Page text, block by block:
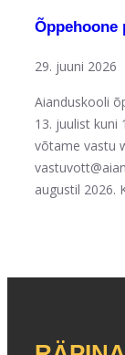
29. juuni 2026
Aianduskooli
13. juulist kuni
võtame vastu
augustil 2026.